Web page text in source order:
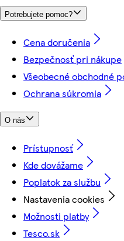
Potrebujete pomoc?
Cena doručenia
Bezpečnosť pri nákupe
Všeobecné obchodné
Ochrana súkromia
O nás
Prístupnosť
Kde dovážame
Poplatok za službu
Nastavenia cookies
Možnosti platby
Tesco.sk